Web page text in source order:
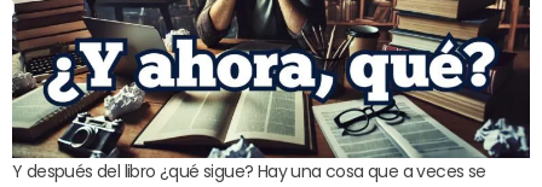
Y después del libro ¿qué sigue? Hay una cosa que a veces se